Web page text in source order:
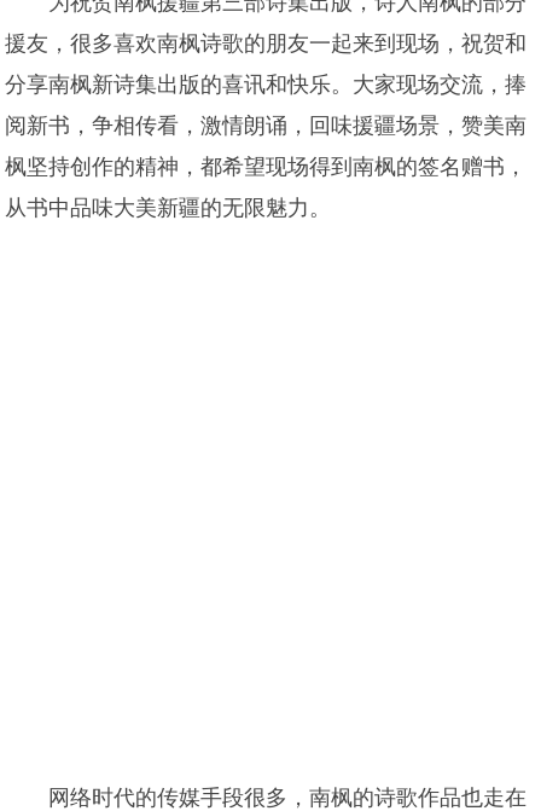
援友，很多喜欢南枫诗歌的朋友一起来到现场，祝贺和
分享南枫新诗集出版的喜讯和快乐。大家现场交流，捧
阅新书，争相传看，激情朗诵，回味援疆场景，赞美南
枫坚持创作的精神，都希望现场得到南枫的签名赠书，
从书中品味大美新疆的无限魅力。
网络时代的传媒手段很多，南枫的诗歌作品也走在